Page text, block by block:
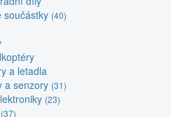
součástky (40)
a letadla
a senzory (31)
(23)
(37)